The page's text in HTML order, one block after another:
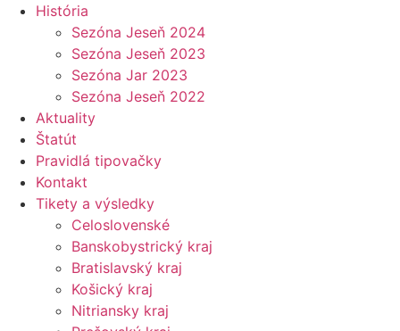
História
Sezóna Jeseň 2024
Sezóna Jeseň 2023
Sezóna Jar 2023
Sezóna Jeseň 2022
Aktuality
Štatút
Pravidlá tipovačky
Kontakt
Tikety a výsledky
Celoslovenské
Banskobystrický kraj
Bratislavský kraj
Košický kraj
Nitriansky kraj